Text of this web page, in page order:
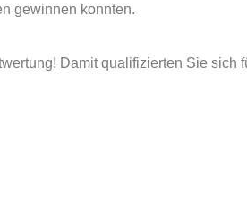
gewinnen konnten.
Damit qualifizierten Sie sich